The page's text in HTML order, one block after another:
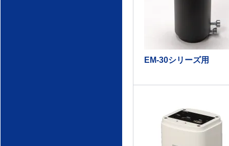
EM-30シリーズ用